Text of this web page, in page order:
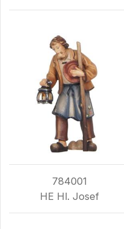
784001
HE Hl. Josef